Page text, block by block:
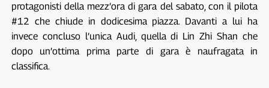
protagonisti della mezz’ora di gara del sabato, con il pilota
#12 che chiude in dodicesima piazza. Davanti a lui ha
invece concluso l’unica Audi, quella di Lin Zhi Shan che
dopo un’ottima prima parte di gara è naufragata in
classifica.